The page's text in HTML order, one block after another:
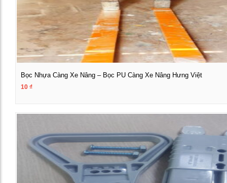
Bọc Nhựa Càng Xe Nâng – Bọc PU Càng Xe Nâng Hưng Việt
10 ₫